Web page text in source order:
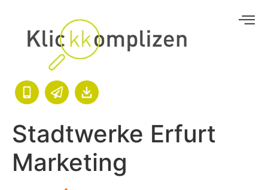
Stadtwerke Erfurt
Marketing